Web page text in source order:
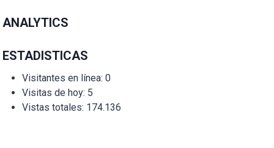
ANALYTICS
ESTADISTICAS
Visitantes en línea: 0
Visitas de hoy: 5
Vistas totales: 174.136